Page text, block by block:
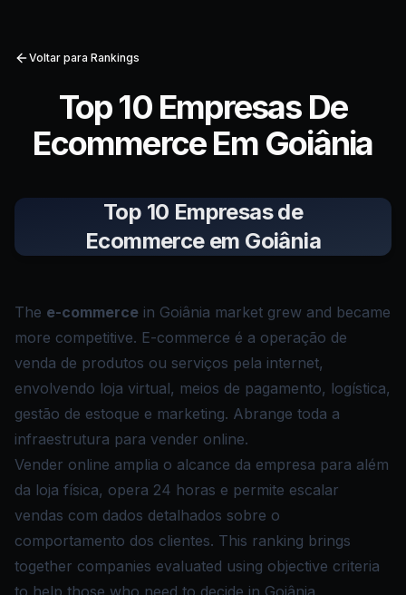
Voltar para Rankings
Top 10 Empresas De
Ecommerce Em Goiânia
Top 10 Empresas de
Ecommerce em Goiânia
The e-commerce in Goiânia market grew and became
more competitive. E-commerce é a operação de
venda de produtos ou serviços pela internet,
envolvendo loja virtual, meios de pagamento, logística,
gestão de estoque e marketing. Abrange toda a
infraestrutura para vender online.
Vender online amplia o alcance da empresa para além
da loja física, opera 24 horas e permite escalar
vendas com dados detalhados sobre o
comportamento dos clientes. This ranking brings
together companies evaluated using objective criteria
to help those who need to decide in Goiânia.